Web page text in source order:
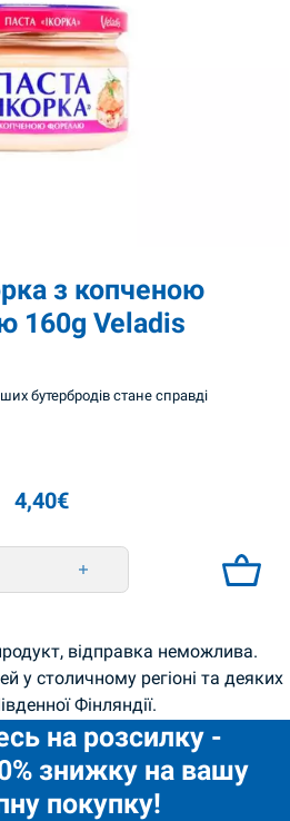
з копченою
160g Veladis
бутербродів стане справді
4,40€
відправка неможлива.
у столичному регіоні та деяких
Фінляндії.
на розсилку -
знижку на вашу
покупку!